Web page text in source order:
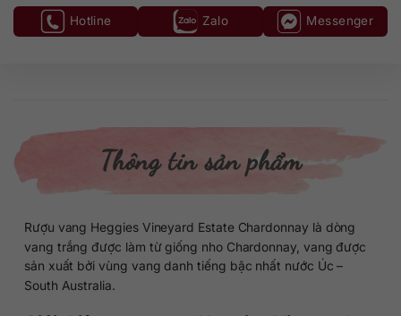
Hotline Zalo Messenger
Thông tin sản phẩm
Rượu vang Heggies Vineyard Estate Chardonnay là dòng
vang trắng được làm từ giống nho Chardonnay, vang được
sản xuất bởi vùng vang danh tiếng bậc nhất nước Úc –
South Australia.